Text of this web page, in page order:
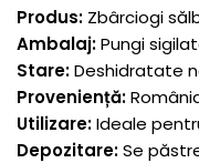
Produs: Zbârciogi
Ambalaj:Pungi
Stare:Deshidratate
Proveniență:
Utilizare:Ideale
Depozitare:Se